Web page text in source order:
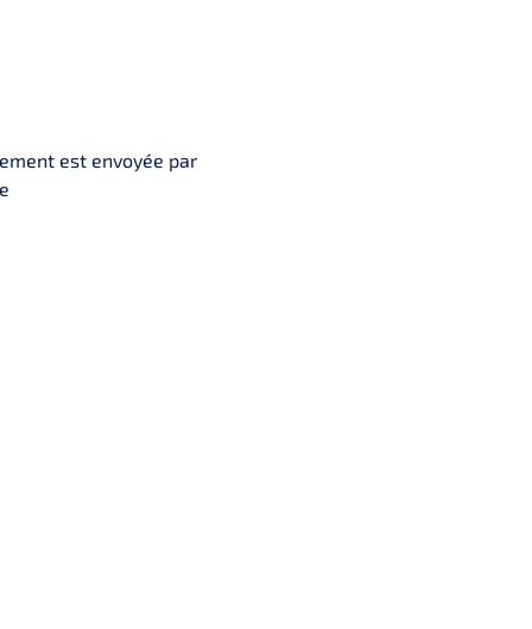
est envoyée par